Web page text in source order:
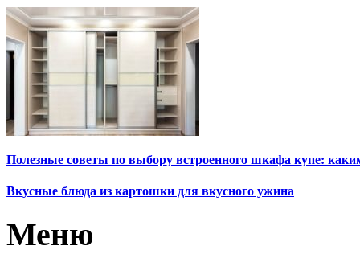
Полезные советы по выбору встроенного шкафа купе:
Вкусные блюда из картошки для вкусного ужина
Меню